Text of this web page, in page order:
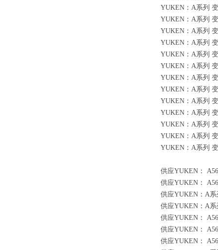
YUKEN：A系列
YUKEN：A系列
YUKEN：A系列
YUKEN：A系列
YUKEN：A系列
YUKEN：A系列
YUKEN：A系列
YUKEN：A系列
YUKEN：A系列
YUKEN：A系列
YUKEN：A系列
YUKEN：A系列
YUKEN：A系列
供应YUKEN：
供应YUKEN：
供应YUKEN：A系
供应YUKEN：A
供应YUKEN：
供应YUKEN：
供应YUKEN：